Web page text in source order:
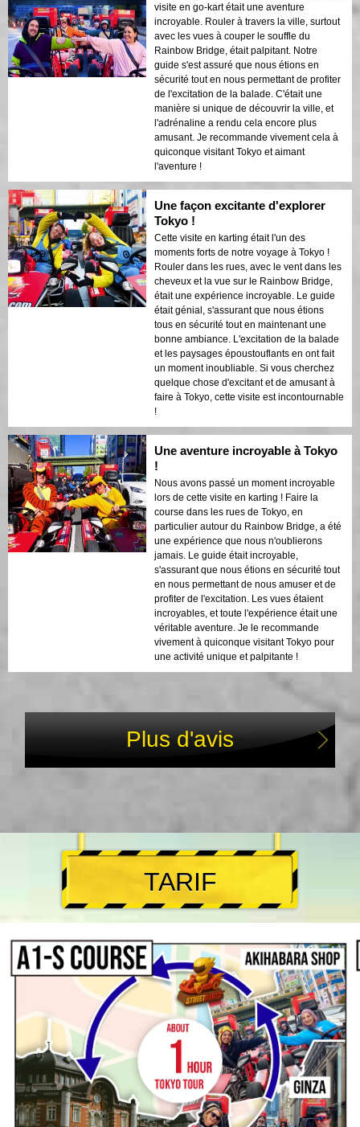
visite en go-kart était une aventure
incroyable. Rouler à travers la ville, surtout
avec les vues à couper le souffle du
Rainbow Bridge, était palpitant. Notre
guide s'est assuré que nous étions en
sécurité tout en nous permettant de profiter
de l'excitation de la balade. C'était une
manière si unique de découvrir la ville, et
l'adrénaline a rendu cela encore plus
amusant. Je recommande vivement cela à
quiconque visitant Tokyo et aimant
l'aventure !
Une façon excitante d'explorer
Tokyo !
Cette visite en karting était l'un des
moments forts de notre voyage à Tokyo !
Rouler dans les rues, avec le vent dans les
cheveux et la vue sur le Rainbow Bridge,
était une expérience incroyable. Le guide
était génial, s'assurant que nous étions
tous en sécurité tout en maintenant une
bonne ambiance. L'excitation de la balade
et les paysages époustouflants en ont fait
un moment inoubliable. Si vous cherchez
quelque chose d'excitant et de amusant à
faire à Tokyo, cette visite est incontournable
!
Une aventure incroyable à Tokyo
!
Nous avons passé un moment incroyable
lors de cette visite en karting ! Faire la
course dans les rues de Tokyo, en
particulier autour du Rainbow Bridge, a été
une expérience que nous n'oublierons
jamais. Le guide était incroyable,
s'assurant que nous étions en sécurité tout
en nous permettant de nous amuser et de
profiter de l'excitation. Les vues étaient
incroyables, et toute l'expérience était une
véritable aventure. Je le recommande
vivement à quiconque visitant Tokyo pour
une activité unique et palpitante !
Plus d'avis
TARIF